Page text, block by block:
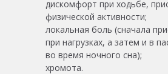
дискомфорт при ходьбе,
физической активности;
локальная боль (сначала
при нагрузках, а затем и в
во время ночного сна);
хромота.